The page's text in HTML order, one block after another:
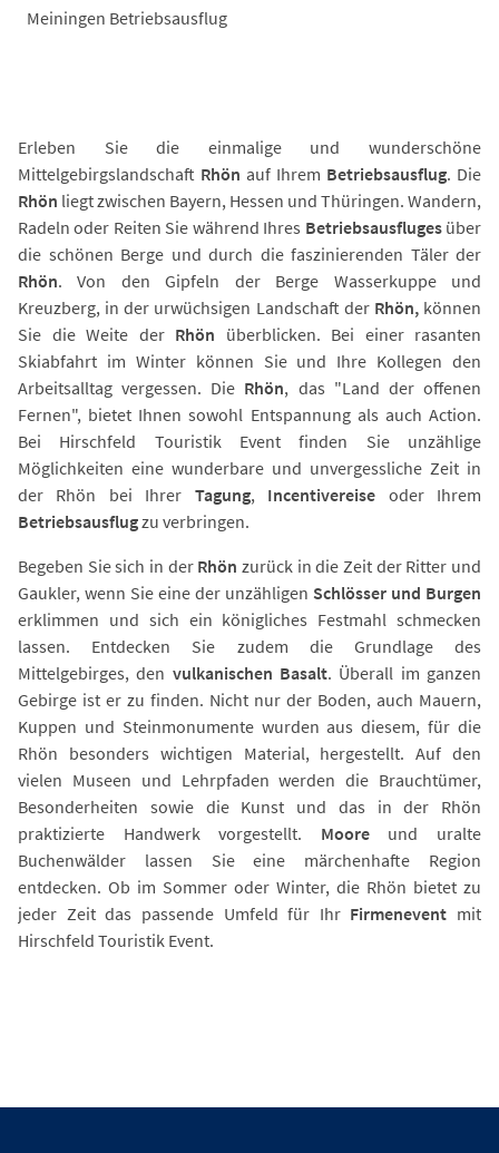
Meiningen Betriebsausflug
Erleben Sie die einmalige und wunderschöne
Mittelgebirgslandschaft Rhön auf Ihrem Betriebsausflug. Die
Rhön liegt zwischen Bayern, Hessen und Thüringen. Wandern,
Radeln oder Reiten Sie während Ihres Betriebsausflugesüber
die schönen Berge und durch die faszinierenden Täler der
Rhön. Von den Gipfeln der Berge Wasserkuppe und
Kreuzberg, in der urwüchsigen Landschaft der Rhön,können
Sie die Weite der Rhön überblicken. Bei einer rasanten
Skiabfahrt im Winter können Sie und Ihre Kollegen den
Arbeitsalltag vergessen. Die Rhön, das "Land der offenen
Fernen", bietet Ihnen sowohl Entspannung als auch Action.
Bei Hirschfeld Touristik Event finden Sie unzählige
Möglichkeiten eine wunderbare und unvergessliche Zeit in
der Rhön bei Ihrer Tagung, Incentivereise oder Ihrem
Betriebsausflugzu verbringen.
Begeben Sie sich in der Rhön zurück in die Zeit der Ritter und
Gaukler, wenn Sie eine der unzähligen Schlösser und Burgen
erklimmen und sich ein königliches Festmahl schmecken
lassen. Entdecken Sie zudem die Grundlage des
Mittelgebirges, den vulkanischen Basalt. Überall im ganzen
Gebirge ist er zu finden. Nicht nur der Boden, auch Mauern,
Kuppen und Steinmonumente wurden aus diesem, für die
Rhön besonders wichtigen Material, hergestellt. Auf den
vielen Museen und Lehrpfaden werden die Brauchtümer,
Besonderheiten sowie die Kunst und das in der Rhön
praktizierte Handwerk vorgestellt. Moore und uralte
Buchenwälder lassen Sie eine märchenhafte Region
entdecken. Ob im Sommer oder Winter, die Rhön bietet zu
jeder Zeit das passende Umfeld für Ihr Firmenevent mit
Hirschfeld Touristik Event.